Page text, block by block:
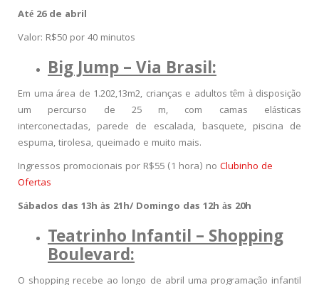
Até 26 de abril
Valor: R$50 por 40 minutos
Big Jump – Via Brasil:
Em uma área de 1.202,13m2, crianças e adultos têm à disposição
um percurso de 25 m, com camas elásticas
interconectadas, parede de escalada, basquete, piscina de
espuma, tirolesa, queimado e muito mais.
Ingressos promocionais por R$55 (1 hora) no Clubinho de
Ofertas
Sábados das 13h às 21h/ Domingo das 12h às 20h
Teatrinho Infantil – Shopping
Boulevard:
O shopping recebe ao longo de abril uma programação infantil